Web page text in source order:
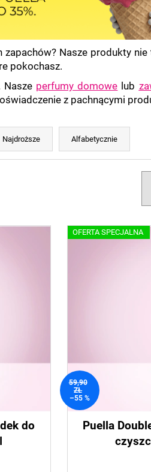
Nasze produkty
pokochasz.
Nasze perfumy domowe lub
z pachnącymi
Najdroższe Alfabetycznie
do
OFERTA SPECJALNA
59,90
ZŁ
–55 %
Puella